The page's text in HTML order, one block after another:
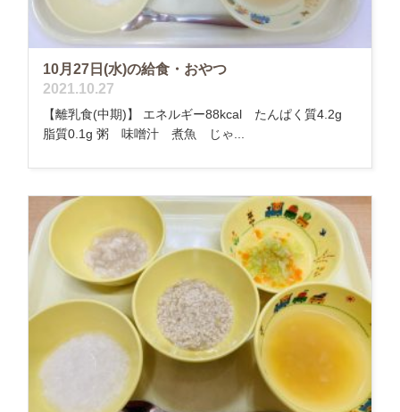
10月27日(水)の給食・おやつ
2021.10.27
【離乳食(中期)】 エネルギー88kcal たんぱく質4.2g
脂質0.1g 粥 味噌汁 煮魚 じゃ...